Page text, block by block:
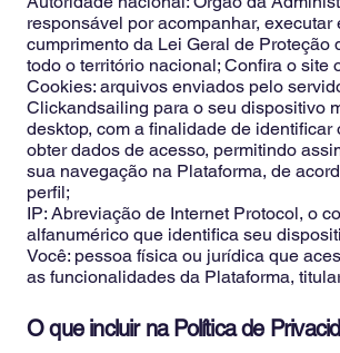
responsável por acompanhar, executar
cumprimento da Lei Geral de Proteção
todo o território nacional; Confira o site
Cookies: arquivos enviados pelo
Clickandsailing para o seu dispositivo
desktop, com a finalidade de identificar
obter dados de acesso, permitindo
sua navegação na Plataforma, de
perfil;
IP: Abreviação de Internet Protocol, o
alfanumérico que identifica seu
Você: pessoa física ou jurídica que
as funcionalidades da Plataforma,
O que incluir na Política de